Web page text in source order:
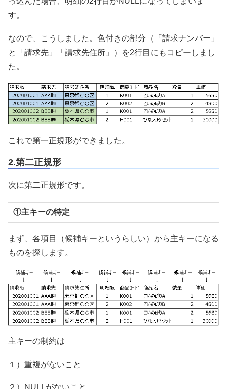
す。
なので、こうしました。色付きの部分（「請求ナンバー」
と「請求先」「請求先住所」）を2行目にもコピーしまし
た。
これで第一正規形ができました。
2.第二正規形
次に第二正規形です。
①主キーの特定
まず、各項目（候補キーというらしい）から主キーになる
ものを探します。
主キーの制約は
１）重複がないこと